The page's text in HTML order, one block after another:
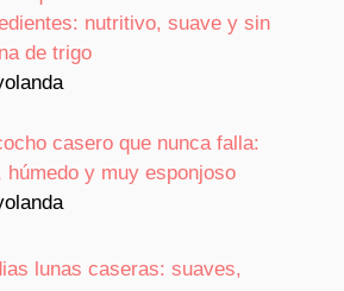
nutritivo, suave y sin
de trigo
casero que nunca falla:
húmedo y muy esponjoso
lunas caseras: suaves,